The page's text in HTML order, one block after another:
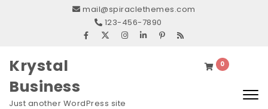
mail@spiraclethemes.com
123-456-7890
Krystal
Business
Just another WordPress site
0